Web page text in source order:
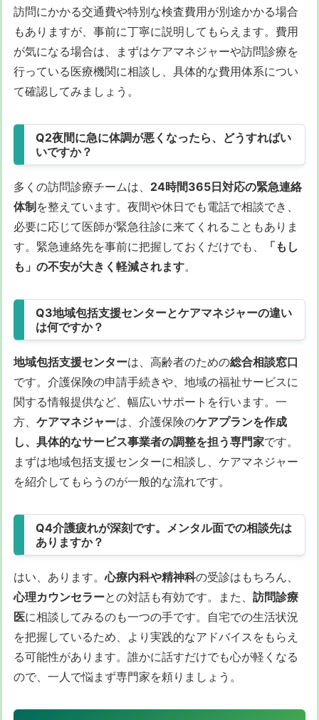
訪問にかかる交通費や特別な検査費用が別途かかる場合
もありますが、事前に丁寧に説明してもらえます。費用
が気になる場合は、まずはケアマネジャーや訪問診療を
行っている医療機関に相談し、具体的な費用体系につい
て確認してみましょう。
Q2夜間に急に体調が悪くなったら、どうすればい
いですか？
多くの訪問診療チームは、 24時間365日対応の緊急連絡
体制 を整えています。夜間や休日でも電話で相談でき、
必要に応じて医師が緊急往診に来てくれることもありま
す。緊急連絡先を事前に把握しておくだけでも、
「もし
も」の不安が大きく軽減されます。
Q3地域包括支援センターとケアマネジャーの違い
は何ですか？
地域包括支援センターは、高齢者のための総合相談窓口
です。介護保険の申請手続きや、地域の福祉サービスに
関する情報提供など、幅広いサポートを行います。一
方、 ケアマネジャーは、介護保険のケアプランを作成
し、具体的なサービス事業者の調整を担う専門家です。
まずは地域包括支援センターに相談し、ケアマネジャー
を紹介してもらうのが一般的な流れです。
Q4介護疲れが深刻です。メンタル面での相談先は
ありますか？
はい、あります。心療内科や精神科の受診はもちろん、
心理カウンセラーとの対話も有効です。また、 訪問診療
医に相談してみるのも一つの手です。自宅での生活状況
を把握しているため、より実践的なアドバイスをもらえ
る可能性があります。誰かに話すだけでも心が軽くなる
ので、一人で悩まず専門家を頼りましょう。